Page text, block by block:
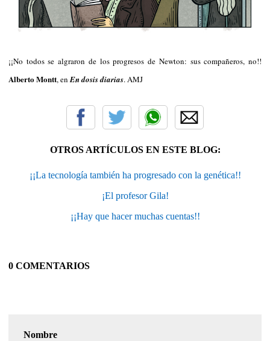
¡¡No todos se algraron de los progresos de Newton: sus compañeros, no!!
Alberto Montt, enEn dosis diarias. AMJ
OTROS ARTÍCULOS EN ESTE BLOG:
¡¡La tecnología también ha progresado con la genética!!
¡El profesor Gila!
¡¡Hay que hacer muchas cuentas!!
0 COMENTARIOS
Nombre